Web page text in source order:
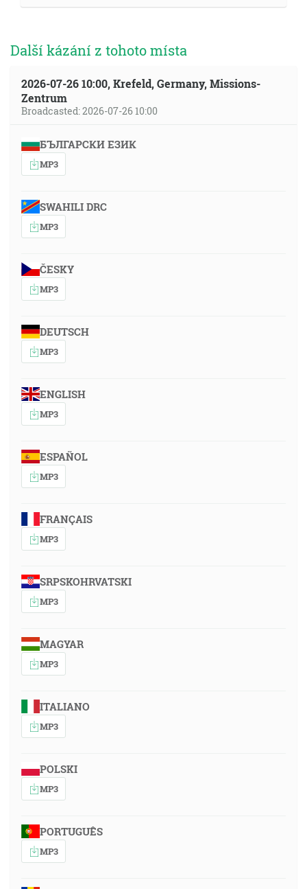
Další kázání z tohoto místa
2026-07-26 10:00, Krefeld, Germany, Missions-
Zentrum
Broadcasted: 2026-07-26 10:00
БЪЛГАРСКИ ЕЗИК
MP3
SWAHILI DRC
MP3
ČESKY
MP3
DEUTSCH
MP3
ENGLISH
MP3
ESPAÑOL
MP3
FRANÇAIS
MP3
SRPSKOHRVATSKI
MP3
MAGYAR
MP3
ITALIANO
MP3
POLSKI
MP3
PORTUGUÊS
MP3